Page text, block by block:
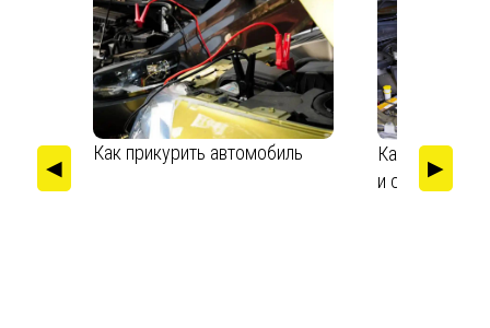
◀
Как прикурить автомобиль
Как промыть
и снаружи
▶